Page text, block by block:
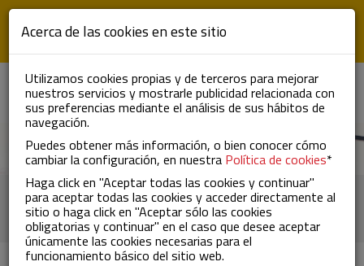
Pasar al contenido principal
EN FR
Trabaja con nosotros
Acerca de las cookies en este sitio
Utilizamos cookies propias y de terceros para mejorar
nuestros servicios y mostrarle publicidad relacionada con
sus preferencias mediante el análisis de sus hábitos de
navegación.
Puedes obtener más información, o bien conocer cómo
cambiar la configuración, en nuestra Política de cookies*
Haga click en "Aceptar todas las cookies y continuar"
para aceptar todas las cookies y acceder directamente al
sitio o haga click en "Aceptar sólo las cookies
obligatorias y continuar" en el caso que desee aceptar
únicamente las cookies necesarias para el
funcionamiento básico del sitio web.